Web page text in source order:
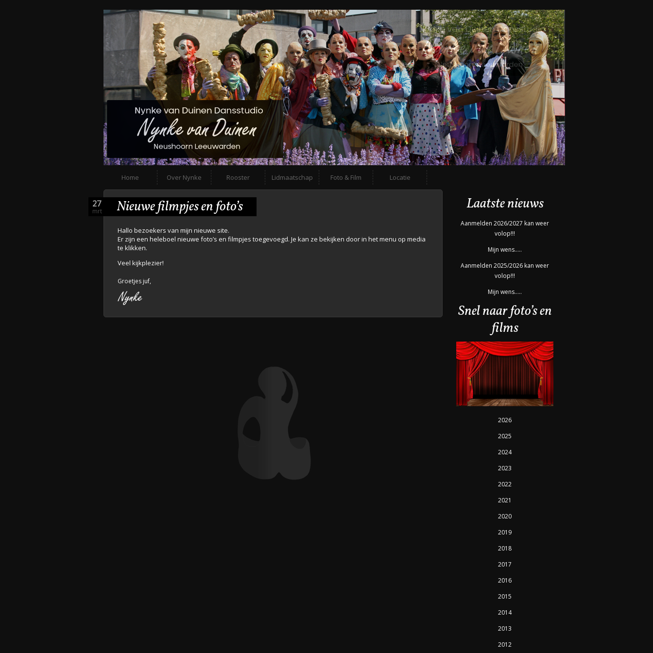
Home Over Nynke Rooster Lidmaatschap Foto & Film Locatie
27
mrt Nieuwe filmpjes en foto’s
Hallo bezoekers van mijn nieuwe site.
Er zijn een heleboel nieuwe foto’s en filmpjes toegevoegd. Je kan ze bekijken door in het menu op media
te klikken.
Veel kijkplezier!
Groetjes juf,
Laatste nieuws
Aanmelden 2026/2027 kan weer
volop!!!
Mijn wens…..
Aanmelden 2025/2026 kan weer
volop!!!
Mijn wens…..
Snel naar foto’s en
films
2026
2025
2024
2023
2022
2021
2020
2019
2018
2017
2016
2015
2014
2013
2012